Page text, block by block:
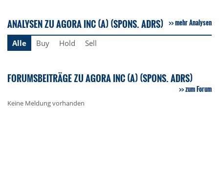
ANALYSEN ZU AGORA INC (A) (SPONS. ADRS) mehr Analysen
Alle Buy Hold Sell
FORUMSBEITRÄGE ZU AGORA INC (A) (SPONS. ADRS)
zum Forum
Keine Meldung vorhanden